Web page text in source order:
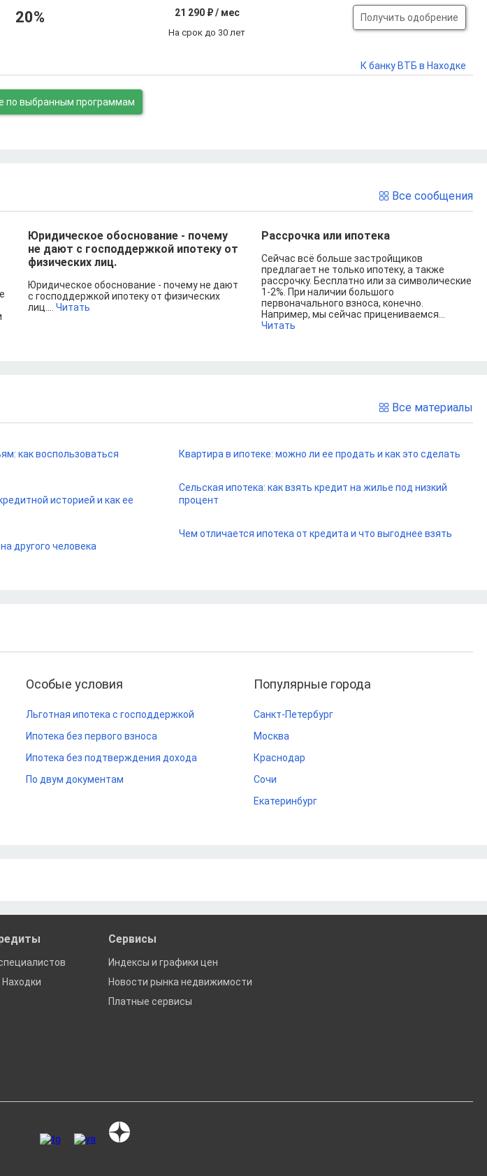
20% 21 290 ₽ / мес
На срок до 30 лет
Получить одобрение
К банку ВТБ в Находке
по выбранным программам
Все сообщения
Юридическое обоснование - почему
не дают с господдержкой ипотеку от
физических лиц.
Юридическое обоснование - почему не дают
с господдержкой ипотеку от физических
лиц.... Читать
Рассрочка или ипотека
Сейчас всё больше застройщиков
предлагает не только ипотеку, а также
рассрочку. Бесплатно или за символические
1-2%. При наличии большого
первоначального взноса, конечно.
Например, мы сейчас прицениваемся...
Читать
Все материалы
как воспользоваться
историей и как ее
другого человека
Квартира в ипотеке: можно ли ее продать и как это сделать
Сельская ипотека: как взять кредит на жилье под низкий
процент
Чем отличается ипотека от кредита и что выгоднее взять
Особые условия
Льготная ипотека с господдержкой
Ипотека без первого взноса
Ипотека без подтверждения дохода
По двум документам
Популярные города
Санкт-Петербург
Москва
Краснодар
Сочи
Екатеринбург
Находки
Сервисы
Индексы и графики цен
Новости рынка недвижимости
Платные сервисы